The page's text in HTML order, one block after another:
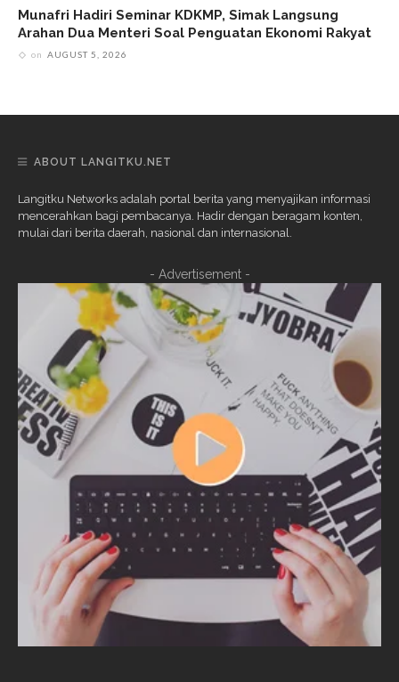
Munafri Hadiri Seminar KDKMP, Simak Langsung
Arahan Dua Menteri Soal Penguatan Ekonomi Rakyat
on AUGUST 5, 2026
ABOUT LANGITKU.NET
Langitku Networks adalah portal berita yang menyajikan informasi
mencerahkan bagi pembacanya. Hadir dengan beragam konten,
mulai dari berita daerah, nasional dan internasional.
- Advertisement -